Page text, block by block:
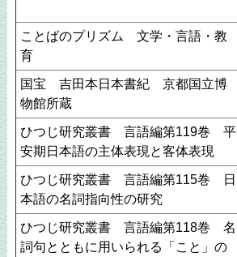
ことばのプリズム 文学・言語・教
育
国宝 吉田本日本書紀 京都国立博
物館所蔵
ひつじ研究叢書 言語編第119巻 平
安期日本語の主体表現と客体表現
ひつじ研究叢書 言語編第115巻 日
本語の名詞指向性の研究
ひつじ研究叢書 言語編第118巻 名
詞句とともに用いられる「こと」の